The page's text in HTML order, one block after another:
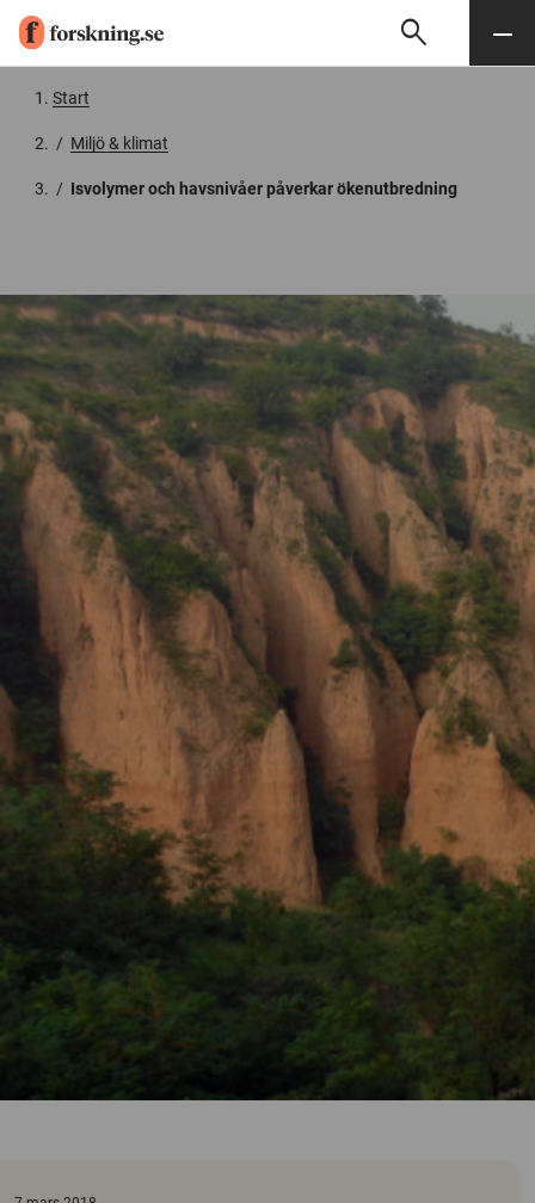
Söksearch Meny
Start
/ Miljö & klimat
/ Isvolymer och havsnivåer påverkar ökenutbredning